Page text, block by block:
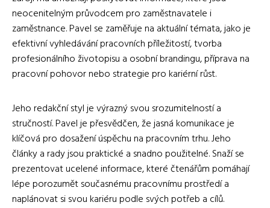
neocenitelným průvodcem pro zaměstnavatele i
zaměstnance. Pavel se zaměřuje na aktuální témata, jako je
efektivní vyhledávání pracovních příležitostí, tvorba
profesionálního životopisu a osobní brandingu, příprava na
pracovní pohovor nebo strategie pro kariérní růst.
Jeho redakční styl je výrazný svou srozumitelností a
stručností. Pavel je přesvědčen, že jasná komunikace je
klíčová pro dosažení úspěchu na pracovním trhu. Jeho
články a rady jsou praktické a snadno použitelné. Snaží se
prezentovat ucelené informace, které čtenářům pomáhají
lépe porozumět současnému pracovnímu prostředí a
naplánovat si svou kariéru podle svých potřeb a cílů.